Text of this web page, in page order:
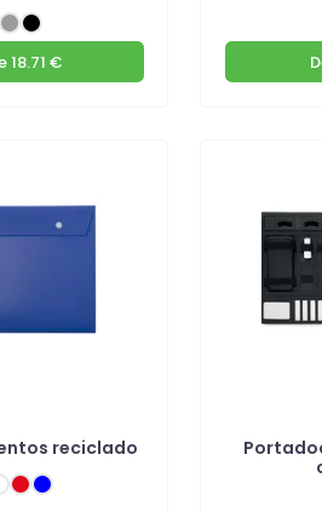
18.71 €
reciclado